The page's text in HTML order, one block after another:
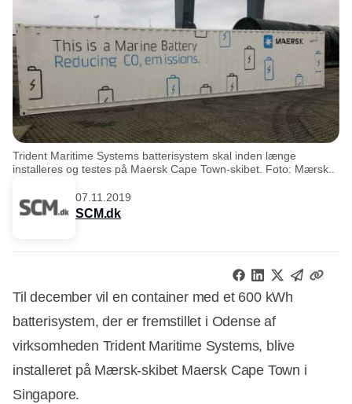
Trident Maritime Systems batterisystem skal inden længe
installeres og testes på Maersk Cape Town-skibet. Foto: Mærsk..
07.11.2019
SCM.dk
Til december vil en container med et 600 kWh
batterisystem, der er fremstillet i Odense af
virksomheden Trident Maritime Systems, blive
installeret på Mærsk-skibet Maersk Cape Town i
Singapore.